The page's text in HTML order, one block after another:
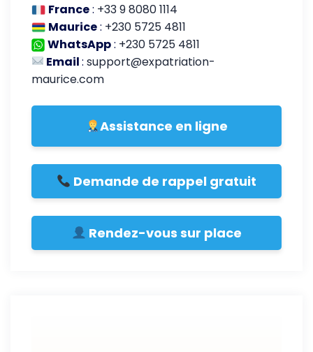
France: +33 9 8080 1114
Maurice: +230 5725 4811
WhatsApp: +230 5725 4811
Email:support@expatriation-
maurice.com
Assistance en ligne
Demande de rappel gratuit
Rendez-vous sur place